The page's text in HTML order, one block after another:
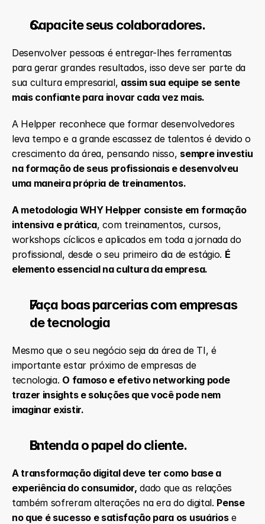
Capacite seus colaboradores.
Desenvolver pessoas é entregar-lhes ferramentas
para gerar grandes resultados, isso deve ser parte da
sua cultura empresarial, assim sua equipe se sente
mais confiante para inovar cada vez mais.
A Helpper reconhece que formar desenvolvedores
leva tempo e a grande escassez de talentos é devido o
crescimento da área, pensando nisso, sempre investiu
na formação de seus profissionais e desenvolveu
uma maneira própria de treinamentos.
A metodologia WHY Helpper consiste em formação
intensiva e prática, com treinamentos, cursos,
workshops cíclicos e aplicados em toda a jornada do
profissional, desde o seu primeiro dia de estágio. É
elemento essencial na cultura da empresa.
Faça boas parcerias com empresas
de tecnologia
Mesmo que o seu negócio seja da área de TI, é
importante estar próximo de empresas de
tecnologia. O famoso e efetivo networking pode
trazer insights e soluções que você pode nem
imaginar existir.
Entenda o papel do cliente.
A transformação digital deve ter como base a
experiência do consumidor, dado que as relações
também sofreram alterações na era do digital. Pense
no que é sucesso e satisfação para os usuários e